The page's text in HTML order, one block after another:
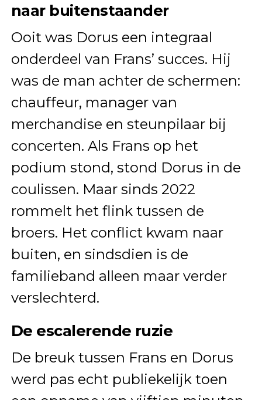
naar buitenstaander
Ooit was Dorus een integraal
onderdeel van Frans’ succes. Hij
was de man achter de schermen:
chauffeur, manager van
merchandise en steunpilaar bij
concerten. Als Frans op het
podium stond, stond Dorus in de
coulissen. Maar sinds 2022
rommelt het flink tussen de
broers. Het conflict kwam naar
buiten, en sindsdien is de
familieband alleen maar verder
verslechterd.
De escalerende ruzie
De breuk tussen Frans en Dorus
werd pas echt publiekelijk toen